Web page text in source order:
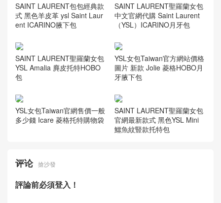
SAINT LAURENT包包經典款
式 黑色羊皮革 ysl Saint Laur
ent ICARINO腋下包
SAINT LAURENT聖羅蘭女包
中文官網代購 Saint Laurent
（YSL）ICARINO月牙包
SAINT LAURENT聖羅蘭女包
YSL Amalia 麂皮托特HOBO
包
YSL女包Taiwan官方網站價格
圖片 新款 Jolie 菱格HOBO月
牙腋下包
YSL女包Taiwan官網售價一般
多少錢 Icare 菱格托特購物袋
SAINT LAURENT聖羅蘭女包
官網最新款式 黑色YSL Mini
鱷魚紋豎款托特包
评论 搶沙發
評論前必須登入！